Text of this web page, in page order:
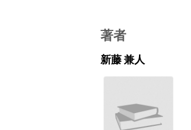
著者
新藤 兼人